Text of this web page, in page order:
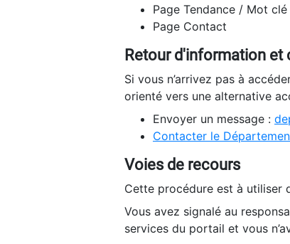
Page Tendance / Mot clé
Page Contact
Retour d'information et
Si vous n’arrivez pas à
orienté vers une alternative
Envoyer un message :
Contacter le
Voies de recours
Cette procédure est à utiliser
Vous avez signalé au
services du portail et vous